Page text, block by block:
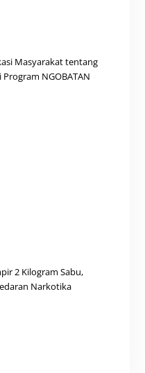
Masyarakat tentang
NGOBATAN
2 Kilogram Sabu,
Narkotika